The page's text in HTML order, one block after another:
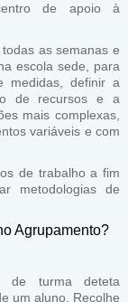
de apoio à
as semanas e
escola sede, para
medidas, definir a
de recursos e a
mais complexas,
variáveis e com
de trabalho a fim
metodologias de
Agrupamento?
de turma deteta
um aluno. Recolhe